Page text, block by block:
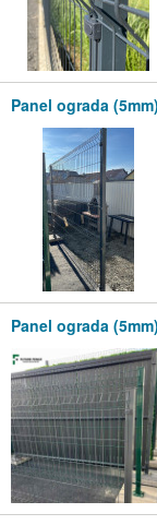
Panel ograda
Panel ograda